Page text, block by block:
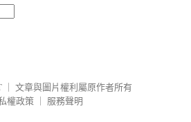
文章與圖片權利屬原作者所有
權政策
服務聲明